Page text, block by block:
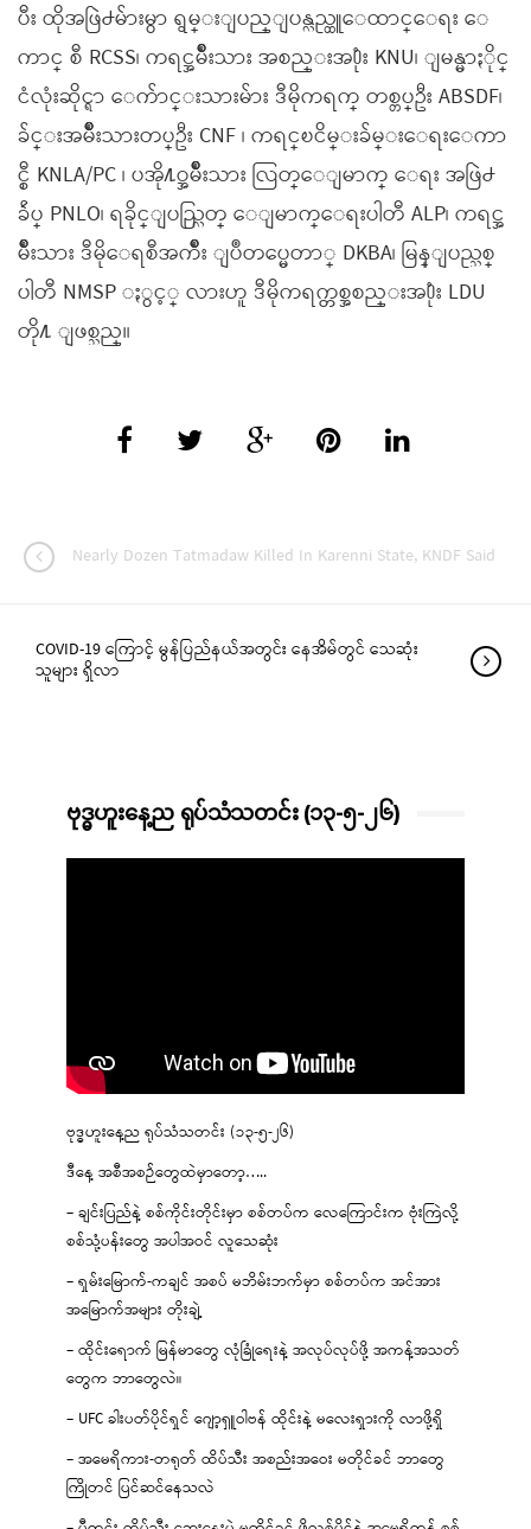
ပီး ထိုအဖြဲ႕မ်ားမွာ ရွမ္းျပည္ျပန္လည္ထူေထာင္ေရး ေ
ကာင္ စီ RCSS၊ ကရင္အမ်ိဳးသား အစည္းအ႐ုံး KNU၊ ျမန္မာႏိုင္
ငံလုံးဆိုင္ရာ ေက်ာင္းသားမ်ား ဒီမိုကရက္ တစ္တပ္ဦး ABSDF၊
ခ်င္းအမ်ိဳးသားတပ္ဦး CNF ၊ ကရင္ၿငိမ္းခ်မ္းေရးေကာ
င္စီ KNLA/PC ၊ ပအို႔ဝ္အမ်ိဳးသား လြတ္ေျမာက္ ေရး အဖြဲ႕
ခ်ဴပ္ PNLO၊ ရခိုင္ျပည္လြတ္ ေျမာက္ေရးပါတီ ALP၊ ကရင္အ
မ်ိဳးသား ဒီမိုေရစီအက်ိဳး ျပဳတပ္မေတာ္ DKBA၊ မြန္ျပည္သစ္
ပါတီ NMSP ႏွင့္ လားဟူ ဒီမိုကရက္တစ္အစည္းအ႐ုံး LDU
တို႔ ျဖစ္သည္။
Nearly Dozen Tatmadaw Killed In Karenni State, KNDF Said
COVID-19 ကြောင့် မွန်ပြည်နယ်အတွင်း နေအိမ်တွင် သေဆုံး
သူများ ရှိလာ
ဗုဒ္ဓဟူးနေ့ည ရုပ်သံသတင်း (၁၃-၅-၂၆)
ဗုဒ္ဓဟူးနေ့ည ရုပ်သံသတင်း (၁၃-၅-၂၆)
ဒီနေ့ အစီအစဉ်တွေထဲမှာတော့…..
– ချင်းပြည်နဲ့ စစ်ကိုင်းတိုင်းမှာ စစ်တပ်က လေကြောင်းက ဗုံးကြဲလို့
စစ်သုံ့ပန်းတွေ အပါအဝင် လူသေဆုံး
– ရှမ်းမြောက်-ကချင် အစပ် မဘိမ်းဘက်မှာ စစ်တပ်က အင်အား
အမြောက်အများ တိုးချဲ့
– ထိုင်းရောက် မြန်မာတွေ လုံခြုံရေးနဲ့ အလုပ်လုပ်ဖို့ အကန့်အသတ်
တွေက ဘာတွေလဲ။
– UFC ခါးပတ်ပိုင်ရှင် ဂျော့ရှူဝါဗန် ထိုင်းနဲ့ မလေးရှားကို လာဖို့ရှိ
– အမေရိကား-တရုတ် ထိပ်သီး အစည်းအဝေး မတိုင်ခင် ဘာတွေ
ကြိုတင် ပြင်ဆင်နေသလဲ